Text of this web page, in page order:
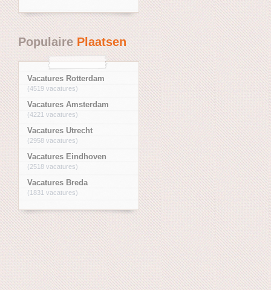
PopulairePlaatsen
Vacatures Rotterdam
(4519 vacatures)
Vacatures Amsterdam
(4221 vacatures)
Vacatures Utrecht
(2958 vacatures)
Vacatures Eindhoven
(2518 vacatures)
Vacatures Breda
(1831 vacatures)